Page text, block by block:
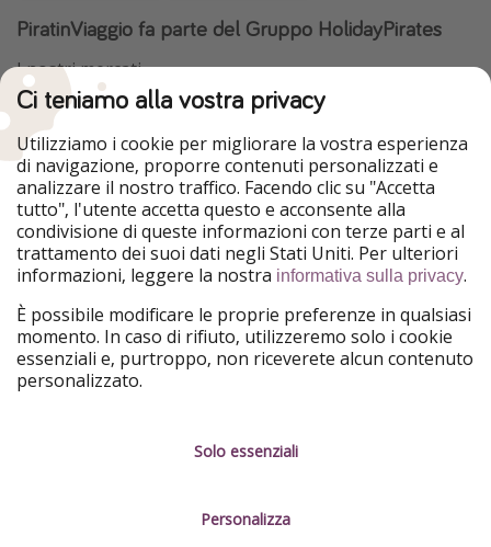
PiratinViaggio fa parte del Gruppo HolidayPirates
I nostri mercati
HolidayPirates
VakantiePiraten
WakacyjniPiraci
Ferienpiraten
Urlaubspiraten
Urlaubspiraten
ViajerosPiratas
TravelPirates
Il nostro gruppo
HolidayPirates Group
Conoscici meglio
Chi siamo
Lavora con noi
Informazioni legali
Termini d' Uso
Ci teniamo alla vostra privacy
Utilizziamo i cookie per migliorare la vostra esperienza
di navigazione, proporre contenuti personalizzati e
analizzare il nostro traffico. Facendo clic su "Accetta
tutto", l'utente accetta questo e acconsente alla
condivisione di queste informazioni con terze parti e al
trattamento dei suoi dati negli Stati Uniti. Per ulteriori
informazioni, leggere la nostra informativa sulla privacy.
È possibile modificare le proprie preferenze in qualsiasi
momento. In caso di rifiuto, utilizzeremo solo i cookie
essenziali e, purtroppo, non riceverete alcun contenuto
personalizzato.
Solo essenziali
Personalizza